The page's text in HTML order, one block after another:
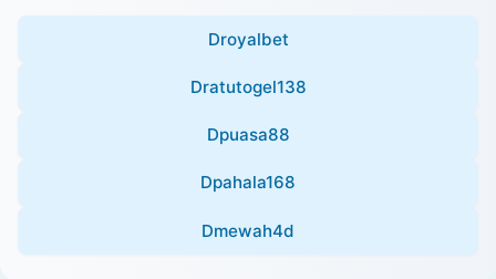
e
Droyalbet
Dratutogel138
Dpuasa88
Dpahala168
Dmewah4d